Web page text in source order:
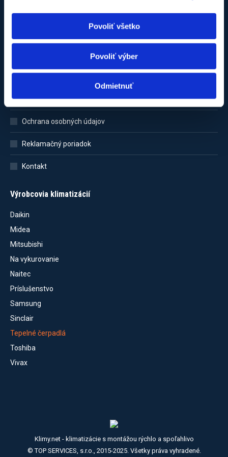
Povoliť všetko
Povoliť výber
Odmietnuť
Obchodné podmienky
Ochrana osobných údajov
Reklamačný poriadok
Kontakt
Výrobcovia klimatizácií
Daikin
Midea
Mitsubishi
Na vykurovanie
Naitec
Príslušenstvo
Samsung
Sinclair
Tepelné čerpadlá
Toshiba
Vivax
Klimy.net - klimatizácie s montážou rýchlo a spoľahlivo
© TOP SERVICES, s.r.o., 2015-2025. Všetky práva vyhradené.